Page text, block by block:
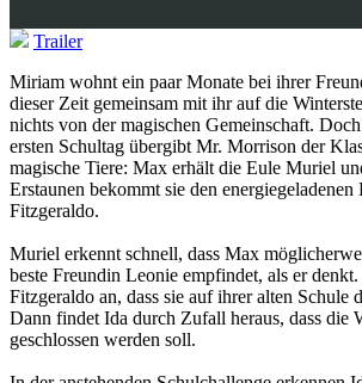
Trailer
Miriam wohnt ein paar Monate bei ihrer
dieser Zeit gemeinsam mit ihr auf die
nichts von der magischen Gemeinschaft.
ersten Schultag übergibt Mr. Morrison der
magische Tiere: Max erhält die Eule Muriel
Erstaunen bekommt sie den
Fitzgeraldo.
Muriel erkennt schnell, dass Max
beste Freundin Leonie empfindet, als er
Fitzgeraldo an, dass sie auf ihrer alten Schule
Dann findet Ida durch Zufall heraus, dass die
geschlossen werden soll.